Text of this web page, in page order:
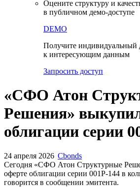
Оцените структуру и
в публичном демо-доступе
DEMO
Получите индивидуальный
к интересующим данным
Запросить доступ
«СФО Атон
Решения»
облигации серии
24 апреля 2026 Cbonds
Сегодня «СФО Атон Структурные
оферте облигации серии 001Р-144 в
говорится в сообщении эмитента.